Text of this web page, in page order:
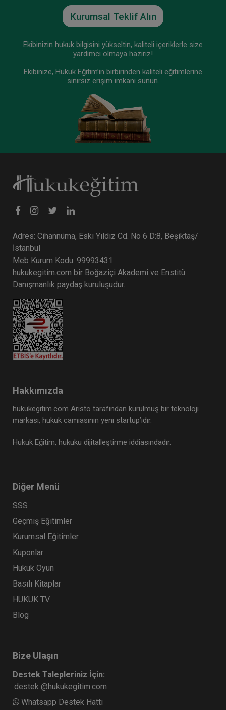
Kurumsal Teklif Alın
Ekibinizin hukuk bilgisini yükseltin, kaliteli içeriklerle size
yardımcı olmaya hazırız!
Ekibinize, Hukuk Eğitim’in birbirinden kaliteli eğitimlerine
sınırsız erişim imkanı sunun.
Adres: Cihannüma, Eski Yıldız Cd. No 6 D:8, Beşiktaş/
İstanbul
Meb Kurum Kodu: 99993431
hukukegitim.com bir Boğaziçi Akademi ve Enstitü
Danışmanlık paydaş kuruluşudur.
Hakkımızda
hukukegitim.com Aristo tarafından kurulmuş bir teknoloji
markası, hukuk camiasının yeni startup’ıdır.
Hukuk Eğitim, hukuku dijitalleştirme iddiasındadır.
Diğer Menü
SSS
Geçmiş Eğitimler
Kurumsal Eğitimler
Kuponlar
Hukuk Oyun
Basılı Kitaplar
HUKUK TV
Blog
Bize Ulaşın
Destek Talepleriniz İçin:
destek @hukukegitim.com
Whatsapp Destek Hattı